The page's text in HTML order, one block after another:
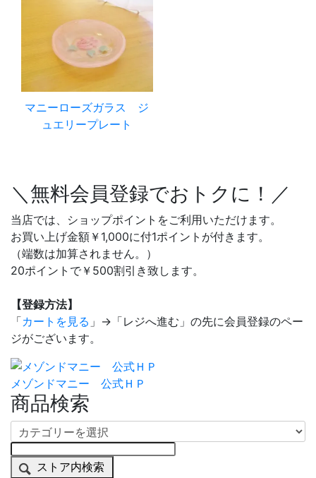
マニーローズガラス ジ
ュエリープレート
＼無料会員登録でおトクに！／
当店では、ショップポイントをご利用いただけます。
お買い上げ金額￥1,000に付1ポイントが付きます。
（端数は加算されません。）
20ポイントで￥500割引き致します。
【登録方法】
「カートを見る 」→「レジへ進む」の先に会員登録のペー
ジがございます。
メゾンドマニー 公式ＨＰ
商品検索
ストア内検索